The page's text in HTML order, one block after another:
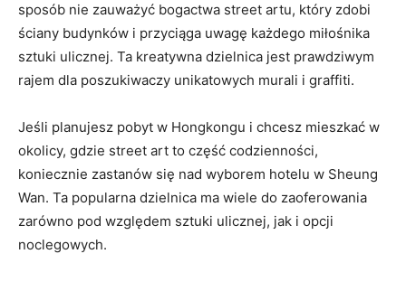
sposób nie zauważyć bogactwa street artu, który zdobi
ściany budynków i przyciąga ⁣uwagę każdego miłośnika
sztuki ulicznej. Ta⁢ kreatywna dzielnica jest prawdziwym
rajem dla poszukiwaczy unikatowych murali i ​graffiti.
Jeśli planujesz pobyt w Hongkongu i chcesz ‍mieszkać w
okolicy, gdzie street art to ⁤część codzienności,
koniecznie zastanów się nad wyborem hotelu ⁣w Sheung​
Wan. Ta popularna dzielnica ma‌ wiele do zaoferowania
zarówno pod względem‌ sztuki ulicznej, jak i opcji
noclegowych.